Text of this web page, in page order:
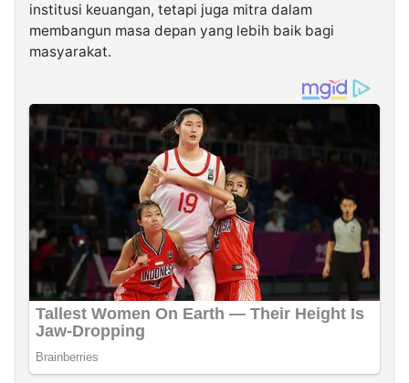
institusi keuangan, tetapi juga mitra dalam
membangun masa depan yang lebih baik bagi
masyarakat.